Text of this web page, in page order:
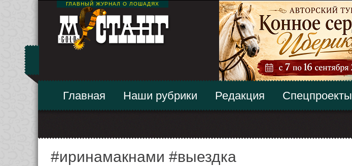
ГЛАВНЫЙ ЖУРНАЛ О ЛОШАДЯХ
Главная Наши рубрики Редакция Спецпроекты
#иринамакнами #выездка